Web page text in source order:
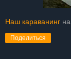
Наш караванинг на
Поделиться